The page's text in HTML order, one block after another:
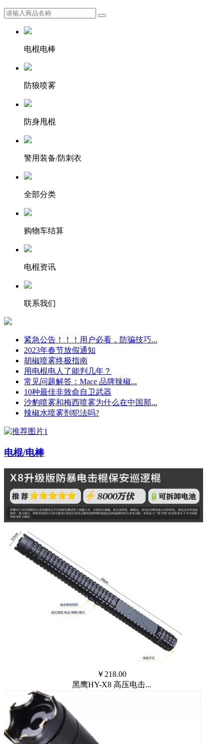
电棍电棒
防狼喷雾
防身甩棍
警用装备/防刺衣
全部分类
购物车结算
电棍资讯
联系我们
紧急公告！！！用户必看，防骗技巧...
2023年春节放假通知
胡椒喷雾终极指南
用电棍电人了能判几年？
常见问题解答：Mace 品牌辣椒...
10种最佳非致命自卫武器
沙豹喷雾和梅西喷雾为什么在中国那...
辣椒水喷雾剂犯法吗?
电棍/电棒
￥218.00
黑鹰HY-X8 高压电击...